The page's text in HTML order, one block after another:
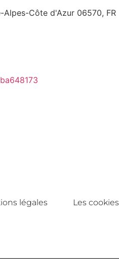
Alpes-Côte d'Azur 06570, FR
légales Les cookies